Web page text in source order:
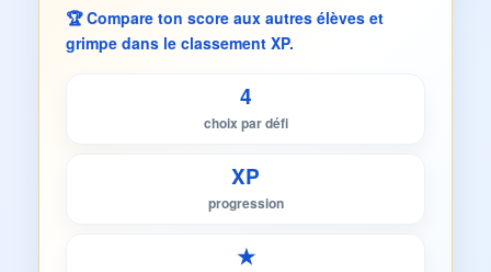
🏆 Compare ton score aux autres élèves et
grimpe dans le classement XP.
4
choix par défi
XP
progression
★